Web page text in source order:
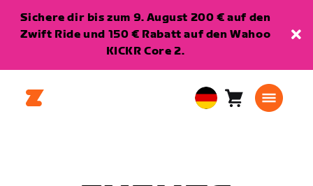
Sichere dir bis zum 9. August 200 € auf den
Zwift Ride und 150 € Rabatt auf den Wahoo
KICKR Core 2.
EuropeanWarenkorb